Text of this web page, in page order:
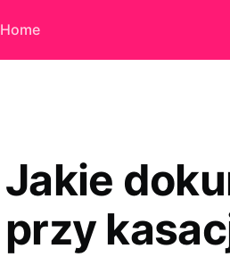
Home
Jakie
przy